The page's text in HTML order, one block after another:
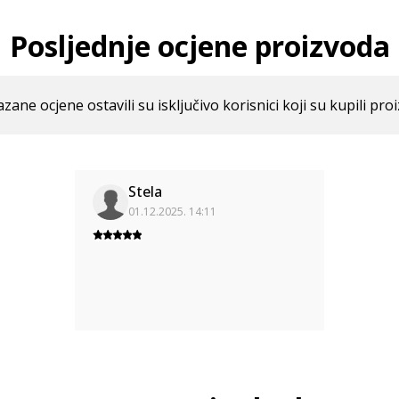
Posljednje ocjene proizvoda
ocjene ostavili su isključivo korisnici koji su kupili
Stela
01.12.2025. 14:11